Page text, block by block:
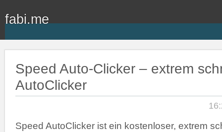
fabi.me
Speed Auto-Clicker – extrem
AutoClicker
Speed AutoClicker ist ein kostenloser, extrem